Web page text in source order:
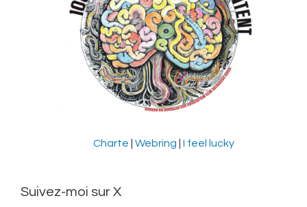
Charte Webring I feel lucky
Suivez-moi sur X